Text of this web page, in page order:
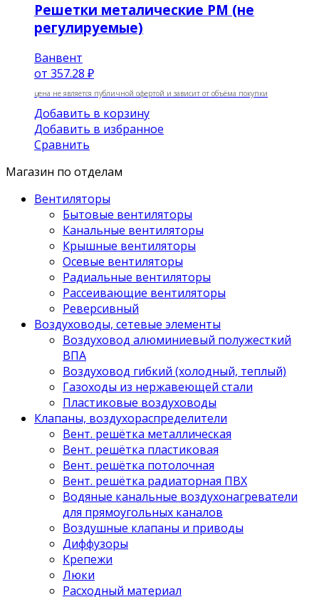
Решетки металические РМ (не
регулируемые)
Ванвент
от 357.28 ₽
цена не является публичной офертой и зависит от объёма покупки
Добавить в корзину
Добавить в избранное
Сравнить
Магазин по отделам
Вентиляторы
Бытовые вентиляторы
Канальные вентиляторы
Крышные вентиляторы
Осевые вентиляторы
Радиальные вентиляторы
Рассеивающие вентиляторы
Реверсивный
Воздуховоды, сетевые элементы
Воздуховод алюминиевый полужесткий
ВПА
Воздуховод гибкий (холодный, теплый)
Газоходы из нержавеющей стали
Пластиковые воздуховоды
Клапаны, воздухораспределители
Вент. решётка металлическая
Вент. решётка пластиковая
Вент. решётка потолочная
Вент. решётка радиаторная ПВХ
Водяные канальные воздухонагреватели
для прямоугольных каналов
Воздушные клапаны и приводы
Диффузоры
Крепежи
Люки
Расходный материал